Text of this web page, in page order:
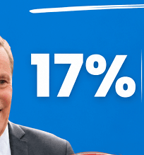
sur
sur